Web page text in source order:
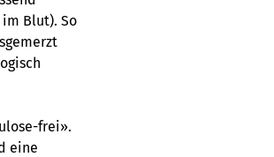
Blut). So
frei».
eine